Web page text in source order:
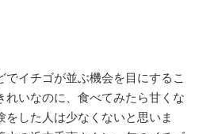
イチゴが並ぶ機会を目にするこ
れいなのに、食べてみたら甘くな
した人は少なくないと思いま